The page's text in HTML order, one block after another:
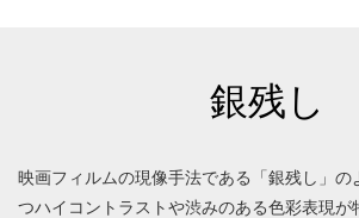
銀残し
映画フィルムの現像手法である「銀残し」の
つハイコントラストや渋みのある色彩表現が